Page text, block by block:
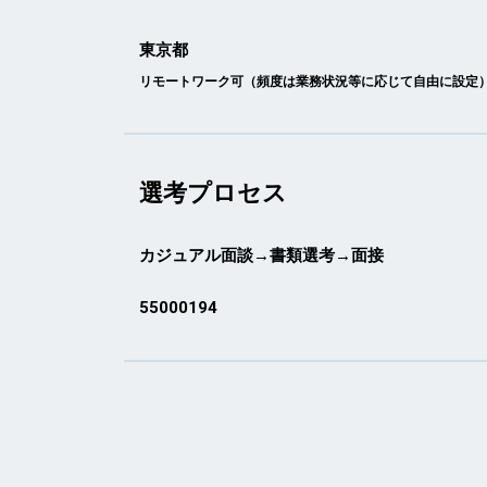
東京都
リモートワーク可（頻度は業務状況等に応じて自由に設定
選考プロセス
カジュアル面談→書類選考→面接
55000194